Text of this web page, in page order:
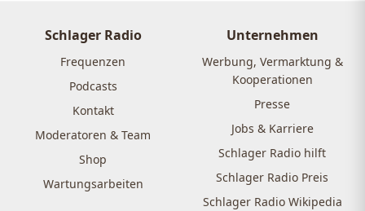
Schlager Radio
Frequenzen
Podcasts
Kontakt
Moderatoren & Team
Shop
Wartungsarbeiten
Unternehmen
Werbung, Vermarktung &
Kooperationen
Presse
Jobs & Karriere
Schlager Radio hilft
Schlager Radio Preis
Schlager Radio Wikipedia